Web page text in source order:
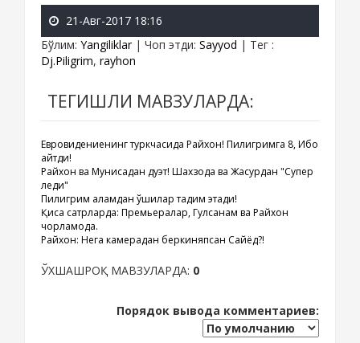
21-Авг-2017 18:16
Бўлим: Yangiliklar| Чоп этди: Sayyod | Тег :
Dj.Piligrim, rayhon
ТЕГИШЛИ МАВЗУЛАРДА:
Евровидениенинг туркчасида Райхон! Пилигримга 8, Ибо
қайтди!
Райхон ва Мунисадан дуэт! Шахзода ва Жасурдан "Супер
леди"
Пилигрим аламдан қўшиқлар тақдим этади!
Қисқа сатрларда: Премьералар, Гулсанам ва Райхон
чорламоқда.
Райхон: Нега камерадан беркиняпсан Сайёд?!
ЎХШАШРОҚ МАВЗУЛАРДА: 0
Порядок вывода комментариев: